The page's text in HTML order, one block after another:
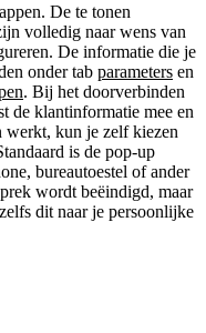
De te tonen
volledig naar wens van
De informatie die je
onder tab parameters en
. Bij het doorverbinden
de klantinformatie mee en
werkt, kun je zelf kiezen
is de pop-up
bureautoestel of ander
wordt beëindigd, maar
dit naar je persoonlijke